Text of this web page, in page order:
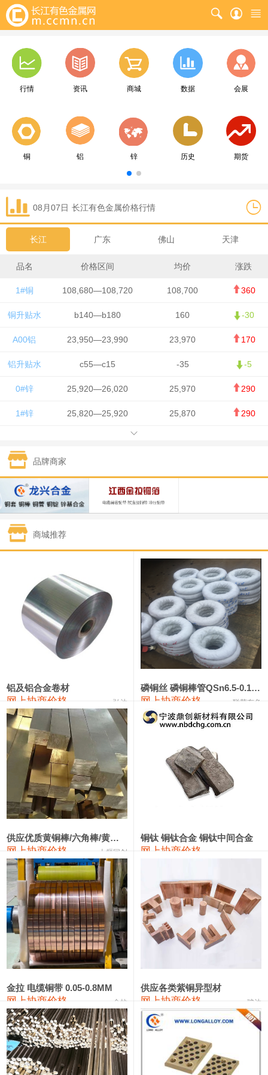
行情 资讯 商城 数据 会展
铜 铝 锌 历史 期货
08月07日 长江有色金属价格行情
长江 广东 佛山 天津
品名 价格区间 均价 涨跌
1#铜 108,680—108,720 108,700 360
铜升贴水 b140—b180 160 -30
A00铝 23,950—23,990 23,970 170
铝升贴水 c55—c15 -35 -5
0#锌 25,920—26,020 25,970 290
1#锌 25,820—25,920 25,870 290
1#锡 434,000—436,000
1#镍 129,550—130,750
1#白银 15,100—15,110 15,105 -70
钯金
331,000 -10,000
89,000—95,000 92,000 1,000
2#锑 85,000—91,000 88,000 1,000
1#镁 17,000—18,000 17,500 0
18,900—19,100 19,000 100
1#电解锰(99.7%袋装) 18,000—18,200 18,100 100
1#铬 60,000—82,000
553#硅 9,300—9,500
441#硅 9,600—9,800 9,700
3303#硅 10,300—10,500 10,400
2202#硅 14,100—14,300
金属硅3303#-2202# 10,400—14,200 12,300 0
漆包线 111,970—115,970 113,970
磷铜合金 110,800—117,600 114,200 400
无氧铜丝(硬) 109,710—110,010 109,860
R410A专用紫铜管 113,700—113,700
铸造铝合金锭(A380） 26,300—26,500 26,400 100
铝合金ADC12 24,200—24,400 100
铸造铝合金锭(ZL102) 24,300—24,500 24,400
品牌商家
商城推荐
铝及铝合金卷材
网上协商价格 弘达
磷铜丝 磷铜棒管QSn6.5-0.1 7-0.2 8-0.3
网上协商价格 联荣有色
供应优质黄铜棒/六角棒/黄铜方板
网上协商价格 十堰同创
铜钛 铜钛合金 铜钛中间合金
网上协商价格
金拉 电缆铜带 0.05-0.8MM
网上协商价格 金拉
供应各类紫铜异型材
网上协商价格 骏达